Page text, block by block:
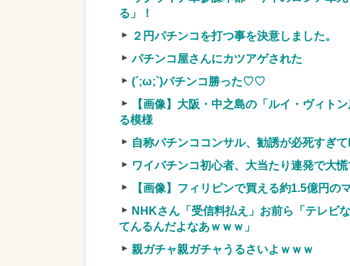
【緊急】お笑いジャングルポケット斉
ブッ刺さりまくりw w w w w w w w w
実質確率という罠
車上のテントでキャンプ 民泊施設が車の
【競馬・難解】6/30(水)第44回帝王賞
名機が生まれなかった悲しい枠
る」！
２円パチンコを打つ事を決意しました。
パチンコ屋さんにカツアゲされた
(´;ω;`)パチンコ勝った♡♡
【画像】大阪・中之島の「ルイ・ヴィト
る模様
自称パチンココンサル、勧誘が必死すぎ
ワイパチンコ初心者、大当たり連発で大慌
【画像】フィリピンで買える約1.5億円の
NHKさん「受信料払え」お前ら「テレビ
てんるんだよなあｗｗｗ」
親ガチャ親ガチャうるさいよｗｗｗ